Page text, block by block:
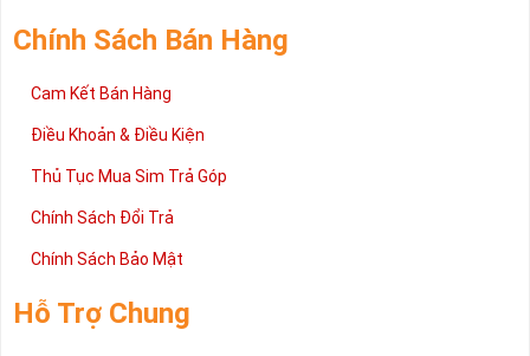
cấp trong bài viết này sẽ giúp bạn hiểu rõ ý nghĩa và các bước đặt
mua sim số tại Sim Tiền Giang nhanh chóng nhất.
Chúc quý khách tìm được chiếc sim Tứ quý 2 như ý!
Chính Sách Bán Hàng
Cam Kết Bán Hàng
Điều Khoản & Điều Kiện
Thủ Tục Mua Sim Trả Góp
Chính Sách Đổi Trả
Chính Sách Bảo Mật
Hỗ Trợ Chung